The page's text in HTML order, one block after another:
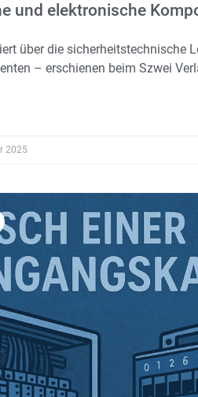
und elektronische
über die sicherheitstechnische
– erschienen beim Szwei
2025